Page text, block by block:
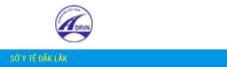
SỞ Y TẾ ĐẮK LẮK